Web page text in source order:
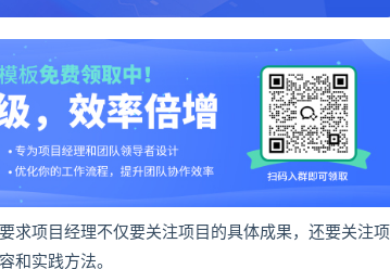
求项目经理不仅要关注项目的具体成果，还要关注项
和实践方法。